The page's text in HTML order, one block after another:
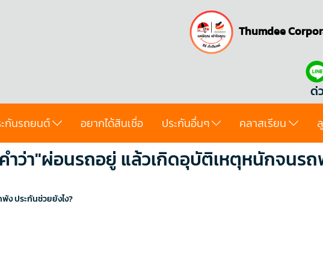
Thumdee
ด่
กันรถยนต์ อยากได้สินเชื่อ ประกันอื่นๆ คลาสเรียน
ำว่า"ผ่อนรถอยู่ แล้วเกิดอุบัติเหตุหนักจนรถ
ง ประกันช่วยยังไง?